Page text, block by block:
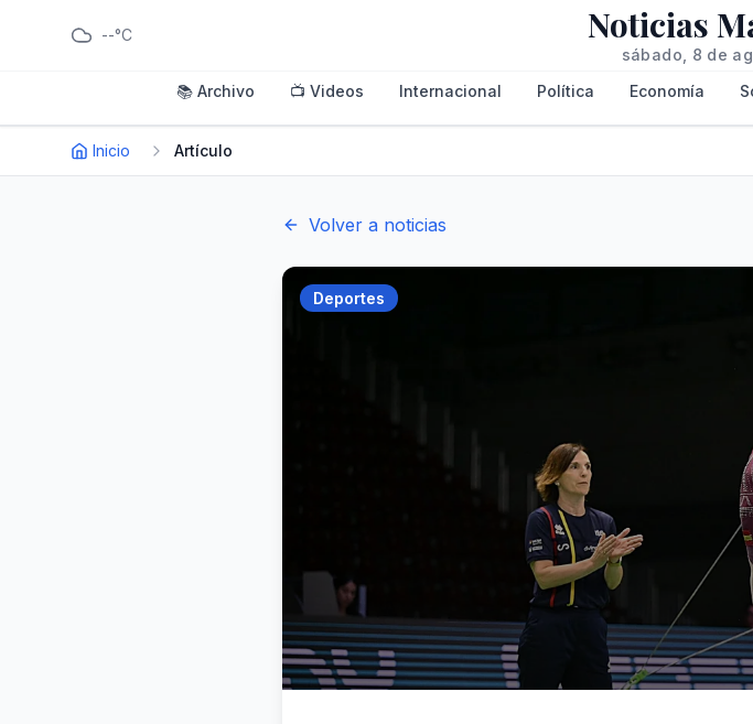
--°C Noticias
sábado, 8 de
📚 Archivo 📺 Videos Internacional Política Economía
Inicio Artículo
Volver a noticias
Deportes